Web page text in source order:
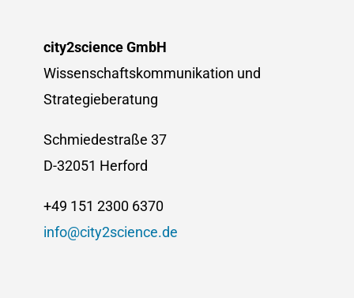
city2science GmbH
Wissenschaftskommunikation und
Strategieberatung
Schmiedestraße 37
D-32051 Herford
+49 151 2300 6370
info@city2science.de